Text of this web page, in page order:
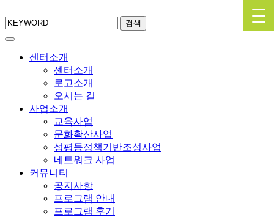
검색
센터소개
센터소개
로고소개
오시는 길
사업소개
교육사업
문화확산사업
성평등정책기반조성사업
네트워크 사업
커뮤니티
공지사항
프로그램 안내
프로그램 후기